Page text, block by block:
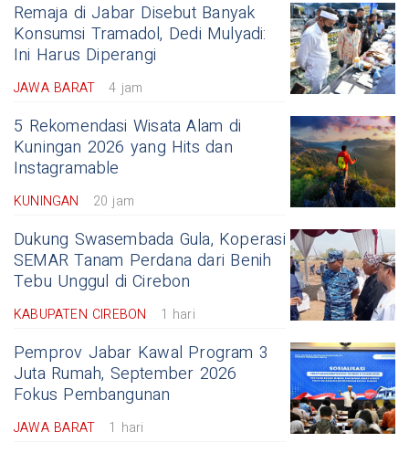
Remaja di Jabar Disebut Banyak
Konsumsi Tramadol, Dedi Mulyadi:
Ini Harus Diperangi
JAWA BARAT 4 jam
5 Rekomendasi Wisata Alam di
Kuningan 2026 yang Hits dan
Instagramable
KUNINGAN 20 jam
Dukung Swasembada Gula, Koperasi
SEMAR Tanam Perdana dari Benih
Tebu Unggul di Cirebon
KABUPATEN CIREBON 1 hari
Pemprov Jabar Kawal Program 3
Juta Rumah, September 2026
Fokus Pembangunan
JAWA BARAT 1 hari